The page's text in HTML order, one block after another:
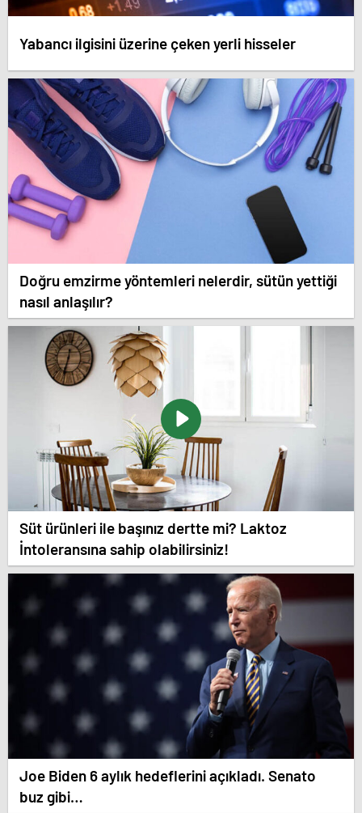
Yabancı ilgisini üzerine çeken yerli hisseler
Doğru emzirme yöntemleri nelerdir, sütün yettiği
nasıl anlaşılır?
Süt ürünleri ile başınız dertte mi? Laktoz
İntoleransına sahip olabilirsiniz!
Joe Biden 6 aylık hedeflerini açıkladı. Senato
buz gibi…